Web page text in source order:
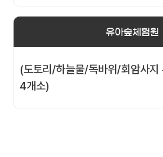
유아숲체험원
(도토리/하늘물/독바위/회암사지
4개소)